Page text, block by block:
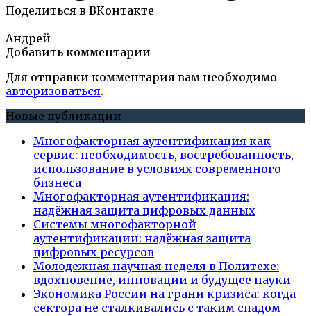
Поделиться в ВКонтакте
Андрей
Добавить комментарии
Для отправки комментария вам необходимо
авторизоваться.
Новые публикации
Многофакторная аутентификация как
сервис: необходимость, востребованность,
использование в условиях современного
бизнеса
Многофакторная аутентификация:
надёжная защита цифровых данных
Системы многофакторной
аутентификации: надёжная защита
цифровых ресурсов
Молодежная научная неделя в Политехе:
вдохновение, инновации и будущее науки
Экономика России на грани кризиса: когда
сектора не сталкивались с таким спадом